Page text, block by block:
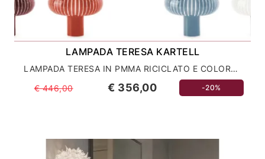
LAMPADA TERESA KARTELL
LAMPADA TERESA IN PMMA RICICLATO E COLORATO IN MASSA
€ 446,00
€ 356,00 -20%